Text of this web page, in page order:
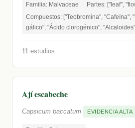
Familia: Malvaceae
Partes: ["leaf",
Compuestos: ["Teobromina", "Cafeína",
gálico", "Ácido clorogénico",
11 estudios
Ají escabeche
Capsicum baccatum EVIDENCIA ALTA